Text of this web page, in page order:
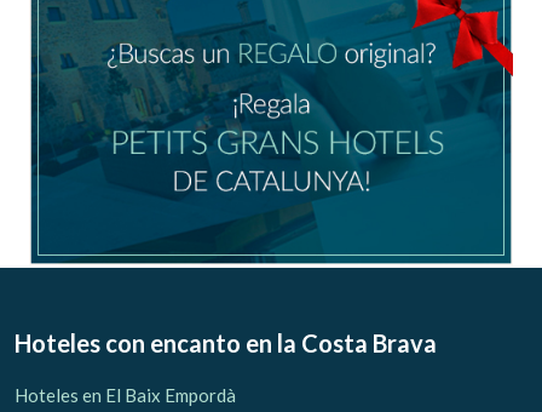
Hoteles con encanto en la Costa Brava
Hoteles en El Baix Empordà